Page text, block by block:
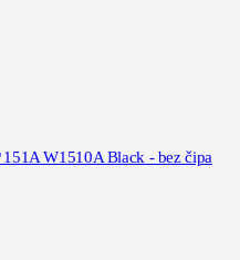
151A W1510A Black - bez čipa